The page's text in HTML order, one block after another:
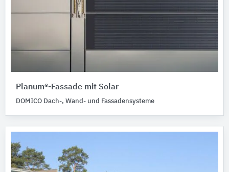
Planum®-Fassade mit Solar
DOMICO Dach-, Wand- und Fassadensysteme